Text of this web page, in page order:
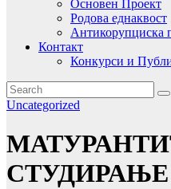
Основен Проект
Родова еднаквост
Антикорупциска
Контакт
Конкурси и
Uncategorized